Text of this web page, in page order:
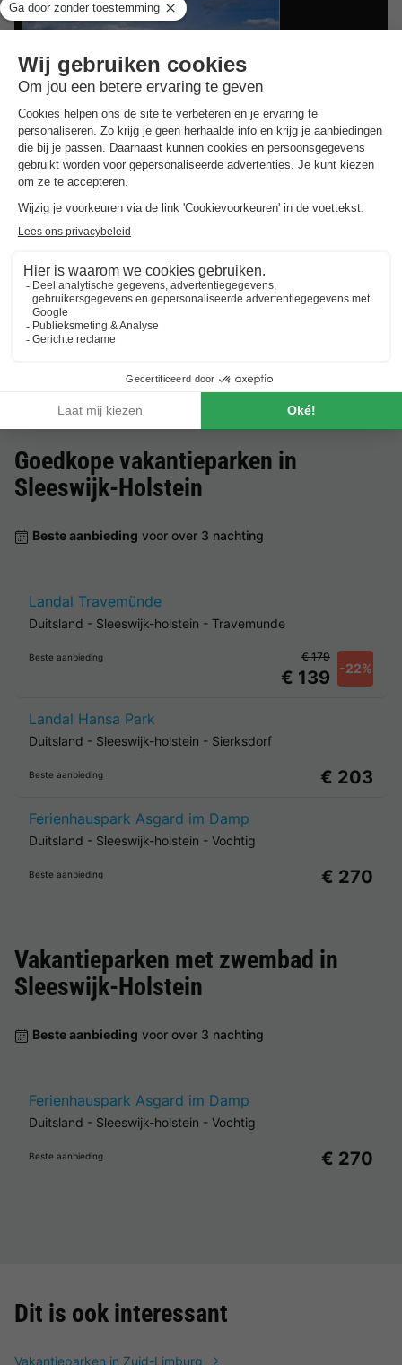
Landal Travemünde
APPARTEMENT 4
personen
Van 7 tot 10 dec, 3
nachten, Vanaf
Aanbevolen
prijs:
€ 179
-22% € 139
Goedkope vakantieparken in
Sleeswijk-Holstein
Beste aanbieding voor over 3 nachting
Landal Travemünde
Duitsland - Sleeswijk-holstein - Travemunde
Beste aanbieding
€ 139 -22%
€ 179
Landal Hansa Park
Duitsland - Sleeswijk-holstein - Sierksdorf
Beste aanbieding € 203
Ferienhauspark Asgard im Damp
Duitsland - Sleeswijk-holstein - Vochtig
Beste aanbieding € 270
Vakantieparken met zwembad in
Sleeswijk-Holstein
Beste aanbieding voor over 3 nachting
Ferienhauspark Asgard im Damp
Duitsland - Sleeswijk-holstein - Vochtig
Beste aanbieding € 270
Dit is ook interessant
Vakantieparken in Zuid-Limburg